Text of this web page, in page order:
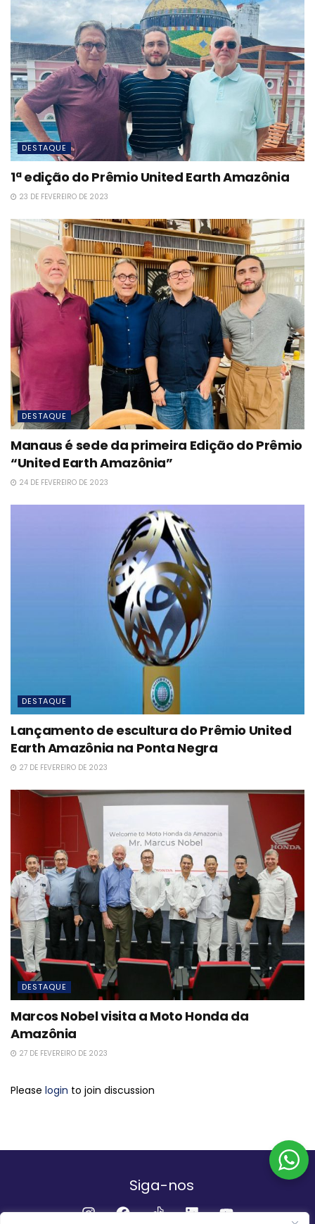
DESTAQUE
1ª edição do Prêmio United Earth Amazônia
23 DE FEVEREIRO DE 2023
DESTAQUE
Manaus é sede da primeira Edição do Prêmio
“United Earth Amazônia”
24 DE FEVEREIRO DE 2023
DESTAQUE
Lançamento de escultura do Prêmio United
Earth Amazônia na Ponta Negra
27 DE FEVEREIRO DE 2023
DESTAQUE
Marcos Nobel visita a Moto Honda da
Amazônia
27 DE FEVEREIRO DE 2023
Please login to join discussion
Siga-nos